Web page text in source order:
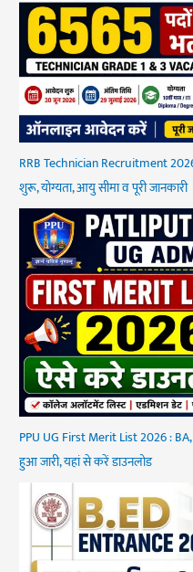
RRB Technician Recruitment
शुरू, योग्यता, आयु सीमा व पूरी जानकारी
PPU UG First Merit List 2026 : BA,
हुआ जारी, यहां से करें डाउनलोड